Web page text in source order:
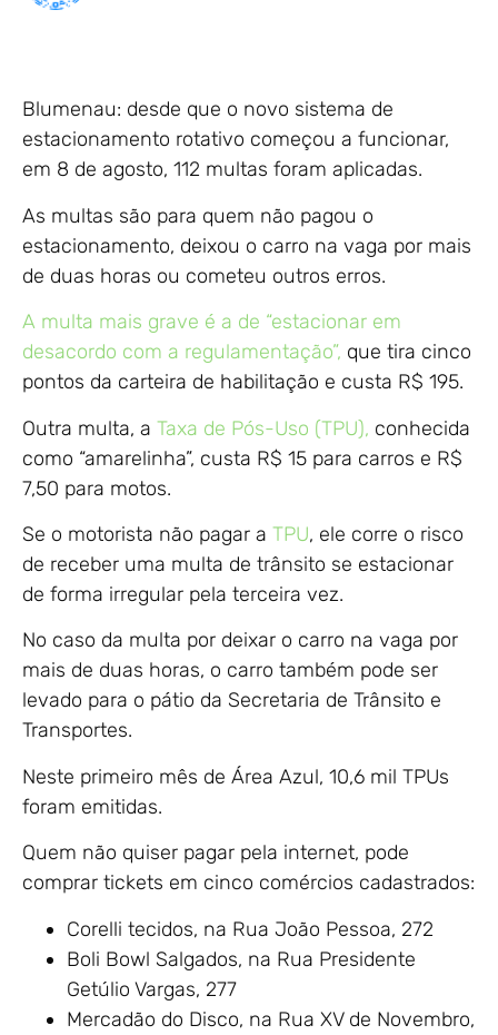
Blumenau: desde que o novo sistema de
estacionamento rotativo começou a funcionar,
em 8 de agosto, 112 multas foram aplicadas.
As multas são para quem não pagou o
estacionamento, deixou o carro na vaga por mais
de duas horas ou cometeu outros erros.
A multa mais grave é a de “estacionar em
desacordo com a regulamentação”, que tira cinco
pontos da carteira de habilitação e custa R$ 195.
Outra multa, a Taxa de Pós-Uso (TPU), conhecida
como “amarelinha”, custa R$ 15 para carros e R$
7,50 para motos.
Se o motorista não pagar a TPU, ele corre o risco
de receber uma multa de trânsito se estacionar
de forma irregular pela terceira vez.
No caso da multa por deixar o carro na vaga por
mais de duas horas, o carro também pode ser
levado para o pátio da Secretaria de Trânsito e
Transportes.
Neste primeiro mês de Área Azul, 10,6 mil TPUs
foram emitidas.
Quem não quiser pagar pela internet, pode
comprar tickets em cinco comércios cadastrados:
Corelli tecidos, na Rua João Pessoa, 272
Boli Bowl Salgados, na Rua Presidente
Getúlio Vargas, 277
Mercadão do Disco, na Rua XV de Novembro,